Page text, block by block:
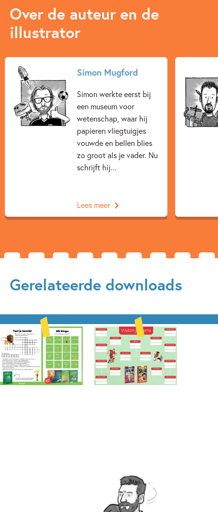
Over de auteur en de
illustrator
Simon Mugford
Simon werkte eerst bij
een museum voor
wetenschap, waar hij
papieren vliegtuigjes
vouwde en bellen blies
zo groot als je vader. Nu
schrijft hij...
Lees meer
Gerelateerde downloads